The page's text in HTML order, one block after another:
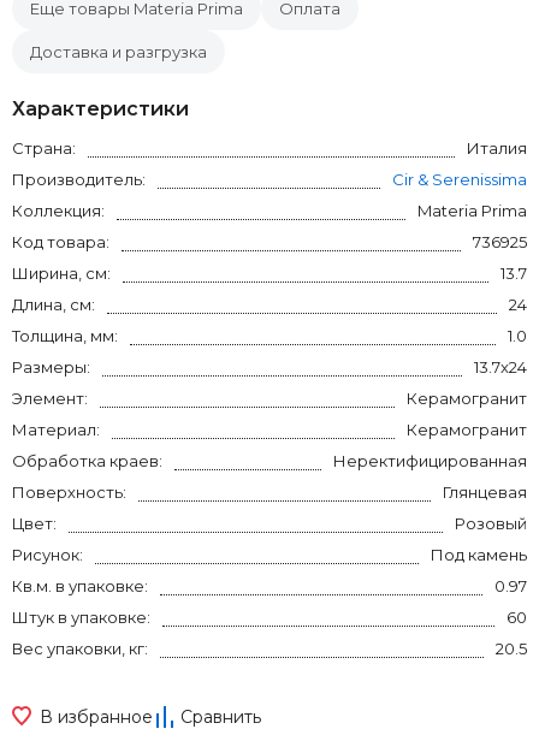
Еще товары Materia Prima Оплата
Доставка и разгрузка
Характеристики
Страна:
Италия
Производитель:
Cir & Serenissima
Коллекция:
Materia Prima
Код товара:
736925
Ширина, см:
13.7
Длина, см:
24
Толщина, мм:
1.0
Размеры:
13.7x24
Элемент:
Керамогранит
Материал:
Керамогранит
Обработка краев:
Неректифицированная
Поверхность:
Глянцевая
Цвет:
Розовый
Рисунок:
Под камень
Кв.м. в упаковке:
0.97
Штук в упаковке:
60
Вес упаковки, кг:
20.5
В избранное Сравнить